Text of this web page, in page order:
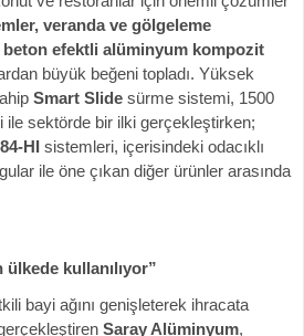
veranda ve gölgeleme
beton efektli alüminyum kompozit
büyük beğeni topladı. Yüksek
Smart Slide sürme sistemi, 1500
sektörde bir ilki gerçekleştirken;
HI sistemleri, içerisindeki odacıklı
ile öne çıkan diğer ürünler arasında
ülkede kullanılıyor”
bayi ağını genişleterek ihracata
Saray Alüminyum,